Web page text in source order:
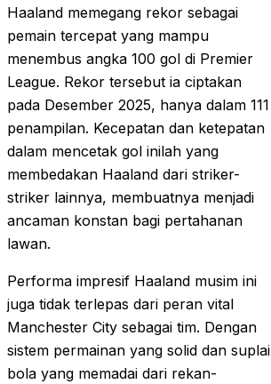
Haaland memegang rekor sebagai
pemain tercepat yang mampu
menembus angka 100 gol di Premier
League. Rekor tersebut ia ciptakan
pada Desember 2025, hanya dalam 111
penampilan. Kecepatan dan ketepatan
dalam mencetak gol inilah yang
membedakan Haaland dari striker-
striker lainnya, membuatnya menjadi
ancaman konstan bagi pertahanan
lawan.
Performa impresif Haaland musim ini
juga tidak terlepas dari peran vital
Manchester City sebagai tim. Dengan
sistem permainan yang solid dan suplai
bola yang memadai dari rekan-